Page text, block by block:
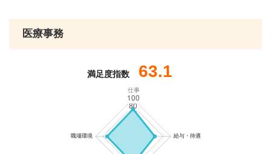
医療事務
満足度指数 63.1
仕事